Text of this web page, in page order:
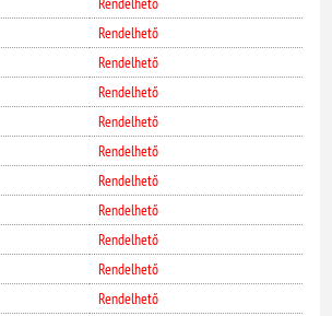
Rendelhető
Rendelhető
Rendelhető
Rendelhető
Rendelhető
Rendelhető
Rendelhető
Rendelhető
Rendelhető
Rendelhető